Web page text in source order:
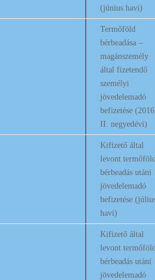
(június havi)
Termőföld
bérbeadása –
magánszemély
által fizetendő
személyi
jövedelemadó
befizetése
II. negyedévi)
Kifizető által
levont
bérbeadás utáni
jövedelemadó
befizetése
havi)
Kifizető által
levont
bérbeadás utáni
jövedelemadó